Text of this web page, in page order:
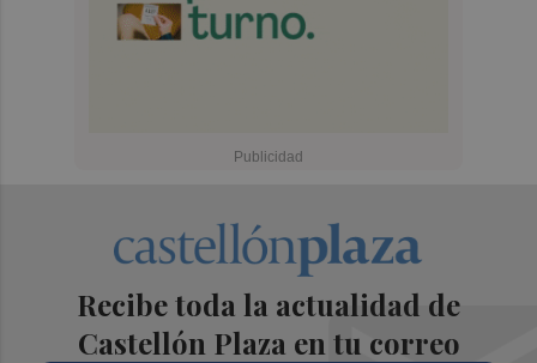
Recibe toda la actualidad de
Castellón Plaza en tu correo